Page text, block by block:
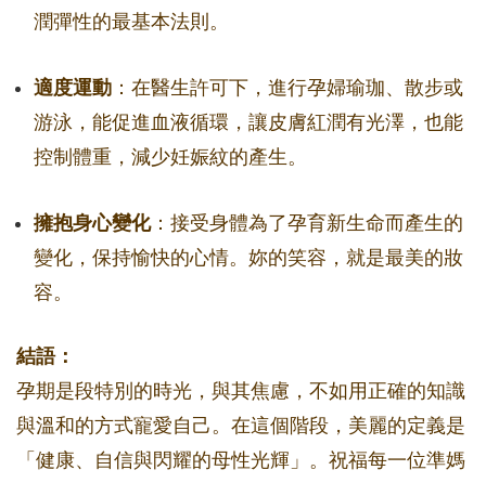
潤彈性的最基本法則。
適度運動 ：在醫生許可下，進行孕婦瑜珈、散步或
游泳，能促進血液循環，讓皮膚紅潤有光澤，也能
控制體重，減少妊娠紋的產生。
擁抱身心變化：接受身體為了孕育新生命而產生的
變化，保持愉快的心情。妳的笑容，就是最美的妝
容。
結語：
孕期是段特別的時光，與其焦慮，不如用正確的知識
與溫和的方式寵愛自己。在這個階段，美麗的定義是
「健康、自信與閃耀的母性光輝」。祝福每一位準媽